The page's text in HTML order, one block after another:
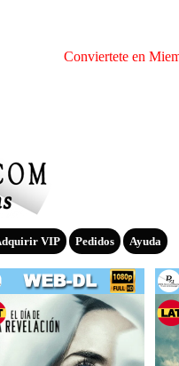
Conviertete en
VIP Pedidos Ayuda